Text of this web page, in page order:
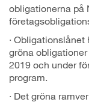
obligationerna på
·
gröna
2019 och under
program.
· Det gröna